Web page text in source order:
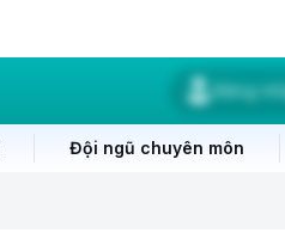
Đăng
Đội ngũ chuyên môn